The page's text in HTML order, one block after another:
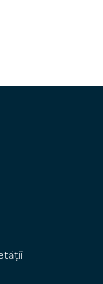
|